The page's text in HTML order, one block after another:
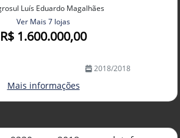
Luís Eduardo Magalhães
Ver Mais 7 lojas
R$ 1.600.000,00
2018/2018
Mais informações